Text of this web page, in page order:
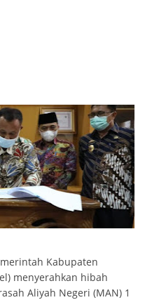
Kabupaten
menyerahkan hibah
Aliyah Negeri (MAN) 1